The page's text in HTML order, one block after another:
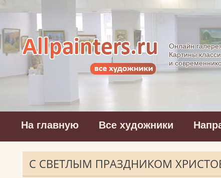
Allpainters.ru -
Онлайн
Картины
и
На главную Все художники
С СВЕТЛЫМ ПРАЗДНИКОМ